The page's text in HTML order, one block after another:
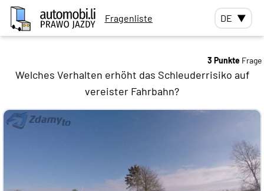
Fragenliste DE ▼
3 Punkte Frage
Welches Verhalten erhöht das Schleuderrisiko auf
vereister Fahrbahn?